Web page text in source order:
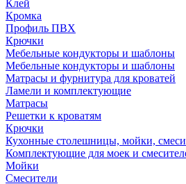
Клей
Кромка
Профиль ПВХ
Крючки
Мебельные кондукторы и шаблоны
Мебельные кондукторы и шаблоны
Матрасы и фурнитура для кроватей
Ламели и комплектующие
Матрасы
Решетки к кроватям
Крючки
Кухонные столешницы, мойки,
Комплектующие для моек и
Мойки
Смесители